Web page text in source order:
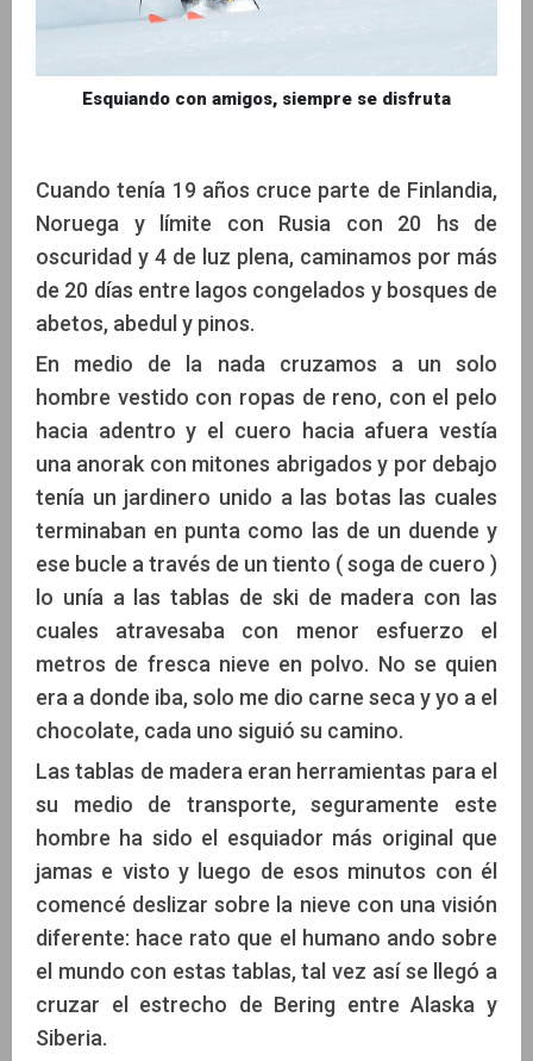
Esquiando con amigos, siempre se disfruta
Cuando tenía 19 años cruce parte de Finlandia,
Noruega y límite con Rusia con 20 hs de
oscuridad y 4 de luz plena, caminamos por más
de 20 días entre lagos congelados y bosques de
abetos, abedul y pinos.
En medio de la nada cruzamos a un solo
hombre vestido con ropas de reno, con el pelo
hacia adentro y el cuero hacia afuera vestía
una anorak con mitones abrigados y por debajo
tenía un jardinero unido a las botas las cuales
terminaban en punta como las de un duende y
ese bucle a través de un tiento ( soga de cuero )
lo unía a las tablas de ski de madera con las
cuales atravesaba con menor esfuerzo el
metros de fresca nieve en polvo. No se quien
era a donde iba, solo me dio carne seca y yo a el
chocolate, cada uno siguió su camino.
Las tablas de madera eran herramientas para el
su medio de transporte, seguramente este
hombre ha sido el esquiador más original que
jamas e visto y luego de esos minutos con él
comencé deslizar sobre la nieve con una visión
diferente: hace rato que el humano ando sobre
el mundo con estas tablas, tal vez así se llegó a
cruzar el estrecho de Bering entre Alaska y
Siberia.